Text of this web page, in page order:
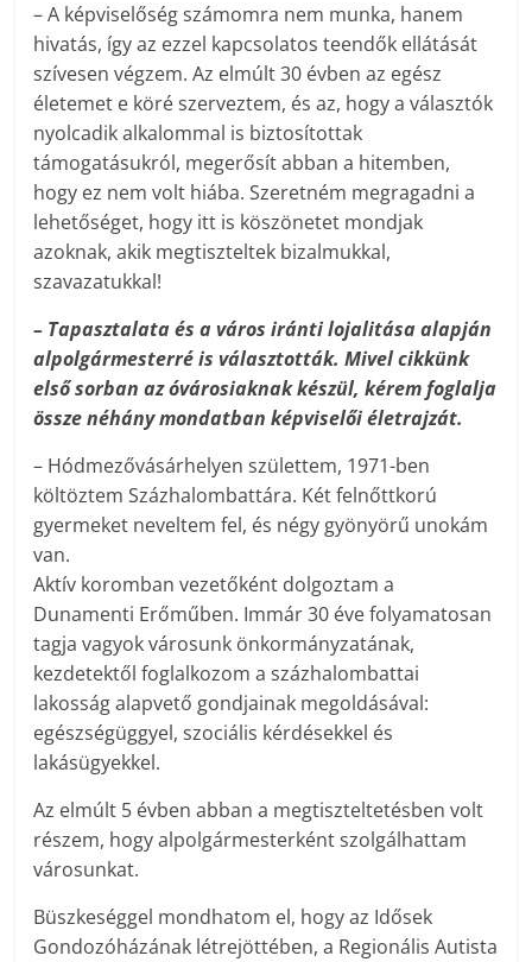
– A képviselőség számomra nem munka, hanem
hivatás, így az ezzel kapcsolatos teendők ellátását
szívesen végzem. Az elmúlt 30 évben az egész
életemet e köré szerveztem, és az, hogy a választók
nyolcadik alkalommal is biztosítottak
támogatásukról, megerősít abban a hitemben,
hogy ez nem volt hiába. Szeretném megragadni a
lehetőséget, hogy itt is köszönetet mondjak
azoknak, akik megtiszteltek bizalmukkal,
szavazatukkal!
– Tapasztalata és a város iránti lojalitása alapján
alpolgármesterré is választották. Mivel cikkünk
első sorban az óvárosiaknak készül, kérem foglalja
össze néhány mondatban képviselői életrajzát.
– Hódmezővásárhelyen születtem, 1971-ben
költöztem Százhalombattára. Két felnőttkorú
gyermeket neveltem fel, és négy gyönyörű unokám
van.
Aktív koromban vezetőként dolgoztam a
Dunamenti Erőműben. Immár 30 éve folyamatosan
tagja vagyok városunk önkormányzatának,
kezdetektől foglalkozom a százhalombattai
lakosság alapvető gondjainak megoldásával:
egészségüggyel, szociális kérdésekkel és
lakásügyekkel.
Az elmúlt 5 évben abban a megtiszteltetésben volt
részem, hogy alpolgármesterként szolgálhattam
városunkat.
Büszkeséggel mondhatom el, hogy az Idősek
Gondozóházának létrejöttében, a Regionális Autista